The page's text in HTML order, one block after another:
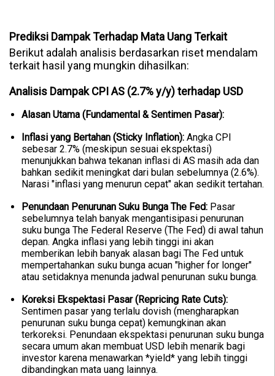
Prediksi Dampak Terhadap Mata Uang Terkait
Berikut adalah analisis berdasarkan riset mendalam
terkait hasil yang mungkin dihasilkan:
Analisis Dampak CPI AS (2.7% y/y) terhadap USD
Alasan Utama (Fundamental & Sentimen Pasar):
Inflasi yang Bertahan (Sticky Inflation): Angka CPI
sebesar 2.7% (meskipun sesuai ekspektasi)
menunjukkan bahwa tekanan inflasi di AS masih ada dan
bahkan sedikit meningkat dari bulan sebelumnya (2.6%).
Narasi "inflasi yang menurun cepat" akan sedikit tertahan.
Penundaan Penurunan Suku Bunga The Fed: Pasar
sebelumnya telah banyak mengantisipasi penurunan
suku bunga The Federal Reserve (The Fed) di awal tahun
depan. Angka inflasi yang lebih tinggi ini akan
memberikan lebih banyak alasan bagi The Fed untuk
mempertahankan suku bunga acuan "higher for longer"
atau setidaknya menunda jadwal penurunan suku bunga.
Koreksi Ekspektasi Pasar (Repricing Rate Cuts):
Sentimen pasar yang terlalu dovish (mengharapkan
penurunan suku bunga cepat) kemungkinan akan
terkoreksi. Penundaan ekspektasi penurunan suku bunga
secara umum akan membuat USD lebih menarik bagi
investor karena menawarkan *yield* yang lebih tinggi
dibandingkan mata uang lainnya.